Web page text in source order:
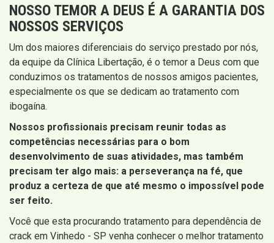
NOSSO TEMOR A DEUS É A GARANTIA DOS
NOSSOS SERVIÇOS
Um dos maiores diferenciais do serviço prestado por nós,
da equipe da Clínica Libertação, é o temor a Deus com que
conduzimos os tratamentos de nossos amigos pacientes,
especialmente os que se dedicam ao tratamento com
ibogaína.
Nossos profissionais precisam reunir todas as
competências necessárias para o bom
desenvolvimento de suas atividades, mas também
precisam ter algo mais: a perseverança na fé, que
produz a certeza de que até mesmo o impossível pode
ser feito.
Você que esta procurando tratamento para dependência de
crack em Vinhedo - SP venha conhecer o melhor tratamento